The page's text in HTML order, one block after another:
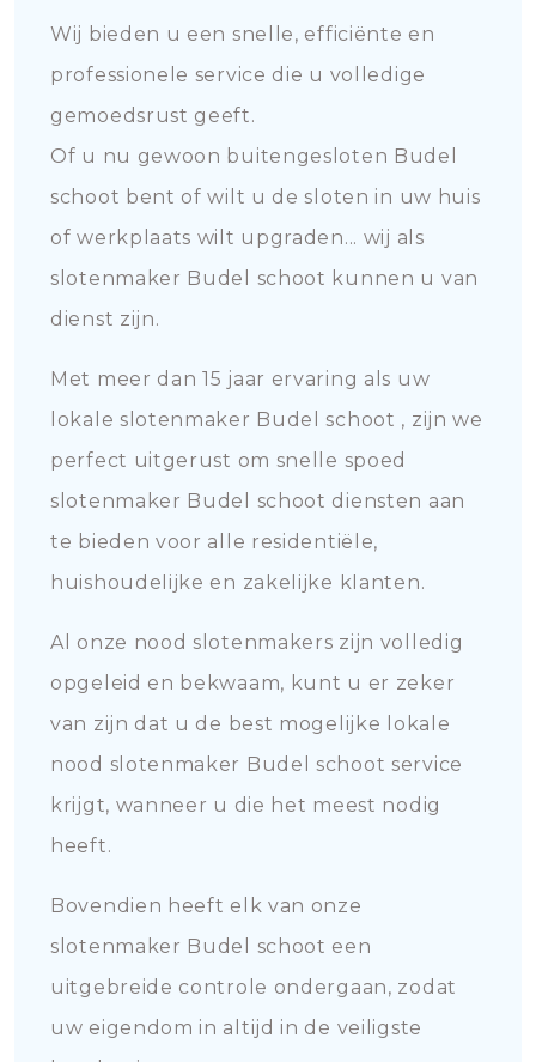
Wij bieden u een snelle, efficiënte en
professionele service die u volledige
gemoedsrust geeft.
Of u nu gewoon buitengesloten Budel
schoot bent of wilt u de sloten in uw huis
of werkplaats wilt upgraden... wij als
slotenmaker Budel schoot kunnen u van
dienst zijn.
Met meer dan 15 jaar ervaring als uw
lokale slotenmaker Budel schoot , zijn we
perfect uitgerust om snelle spoed
slotenmaker Budel schoot diensten aan
te bieden voor alle residentiële,
huishoudelijke en zakelijke klanten.
Al onze nood slotenmakers zijn volledig
opgeleid en bekwaam, kunt u er zeker
van zijn dat u de best mogelijke lokale
nood slotenmaker Budel schoot service
krijgt, wanneer u die het meest nodig
heeft.
Bovendien heeft elk van onze
slotenmaker Budel schoot een
uitgebreide controle ondergaan, zodat
uw eigendom in altijd in de veiligste